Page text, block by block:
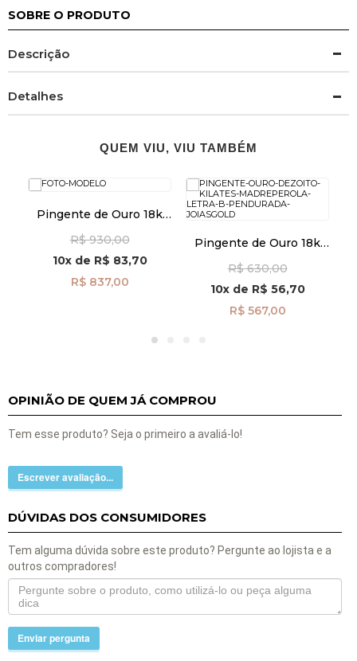
SOBRE O PRODUTO
Descrição
Detalhes
QUEM VIU, VIU TAMBÉM
Pingente de Ouro 18k
pi24480
R$ 930,00
10xde R$ 83,70
R$ 837,00
Pingente de Ouro 18k
B Pendurada pi24476
R$ 630,00
10xde R$ 56,70
R$ 567,00
OPINIÃO DE QUEM JÁ COMPROU
Tem esse produto? Seja o primeiro a avaliá-lo!
Escrever avaliação...
DÚVIDAS DOS CONSUMIDORES
Tem alguma dúvida sobre este produto? Pergunte ao lojista e a
outros compradores!
Enviar pergunta